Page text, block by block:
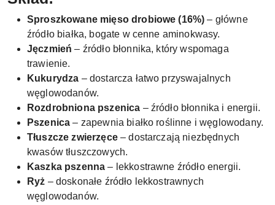
Sproszkowane mięso drobiowe (16%) – główne
źródło białka, bogate w cenne aminokwasy.
Jęczmień – źródło błonnika, który wspomaga
trawienie.
Kukurydza – dostarcza łatwo przyswajalnych
węglowodanów.
Rozdrobniona pszenica – źródło błonnika i energii.
Pszenica – zapewnia białko roślinne i węglowodany.
Tłuszcze zwierzęce– dostarczają niezbędnych
kwasów tłuszczowych.
Kaszka pszenna – lekkostrawne źródło energii.
Ryż – doskonałe źródło lekkostrawnych
węglowodanów.